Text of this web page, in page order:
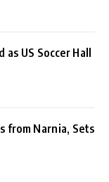
as US Soccer Hall
from Narnia, Sets